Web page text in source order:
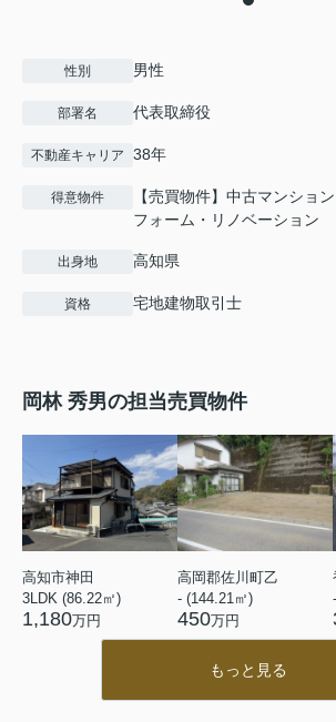
性別 男性
部署名 代表取締役
不動産キャリア 38年
得意物件
【売買物件】中古マンショ
フォーム・リノベーション
出身地 高知県
資格 宅地建物取引士
岡林 秀男の担当売買物件
高知市神田
3LDK (86.22㎡)
1,180万円
高岡郡佐川町乙
- (144.21㎡)
450万円
もっと見る